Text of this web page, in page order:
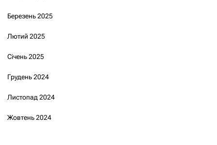
Березень 2025
Лютий 2025
Січень 2025
Грудень 2024
Листопад 2024
Жовтень 2024